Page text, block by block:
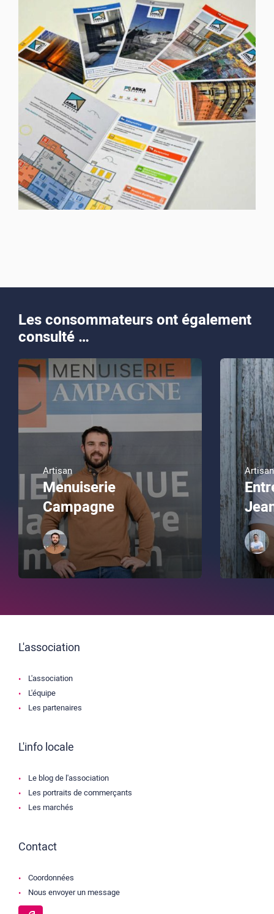
Les consommateurs ont également
consulté …
Artisan
Menuiserie
Campagne
Artisan
L'association
L'association
L'équipe
Les partenaires
L'info locale
Le blog de l'association
Les portraits de commerçants
Les marchés
Contact
Coordonnées
Nous envoyer un message